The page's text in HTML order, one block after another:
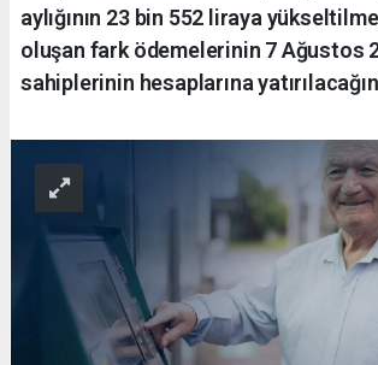
aylığının 23 bin 552 liraya
oluşan fark ödemelerinin 7 Ağustos
sahiplerinin hesaplarına